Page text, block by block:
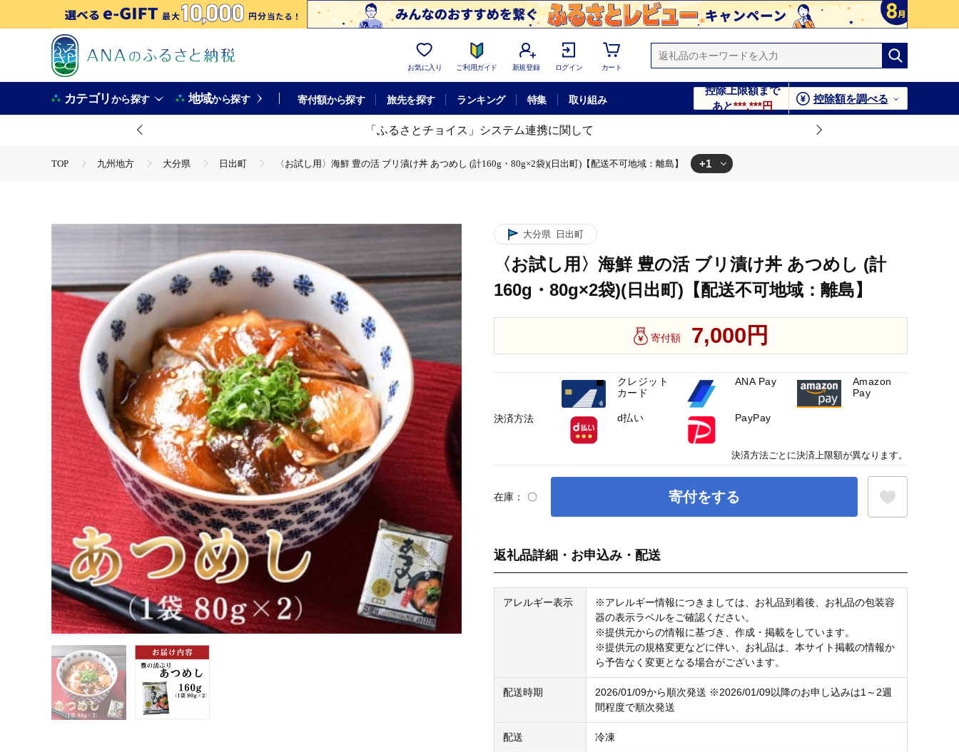
お気に入り ご利用ガイド 新規登録 ログイン カート
カテゴリから探す 地域から探す 寄付額から探す 旅先を探す ランキング 特集 取り組み
控除上限額まで
あと***,***円
控除額を調べる
「ふるさとチョイス」システム連携に関して
TOP 九州地方 大分県 日出町 〈お試し用〉海鮮 豊の活 ブリ漬け丼 あつめし (計160g・80g×2袋)(日出町)【配送不可地域：離島】 +1
大分県 日出町
〈お試し用〉海鮮 豊の活 ブリ漬け丼 あつめし (計
160g・80g×2袋)(日出町)【配送不可地域：離島】
寄付額 7,000円
在庫： 〇 寄付をする
返礼品詳細・お申込み・配送
アレルギー表示
※アレルギー情報につきましては、お礼品到着後、お礼品の包装容
器の表示ラベルをご確認ください。
※提供元からの情報に基づき、作成・掲載をしています。
※提供元の規格変更などに伴い、お礼品は、本サイト掲載の情報か
ら予告なく変更となる場合がございます。
配送時期
2026/01/09から順次発送 ※2026/01/09以降のお申し込みは1～2週
間程度で順次発送
配送 冷凍
決済方法
クレジット
カード
ANA Pay
Amazon
Pay
d払い PayPay
決済方法ごとに決済上限額が異なります。